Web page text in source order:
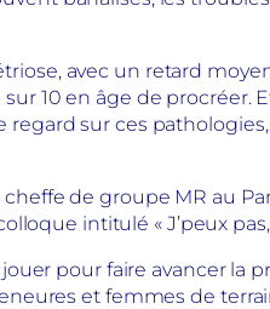
avec un retard
10 en âge de procréer.
sur ces
de groupe MR au
intitulé « J’peux pas,
pour faire avancer la
et femmes de